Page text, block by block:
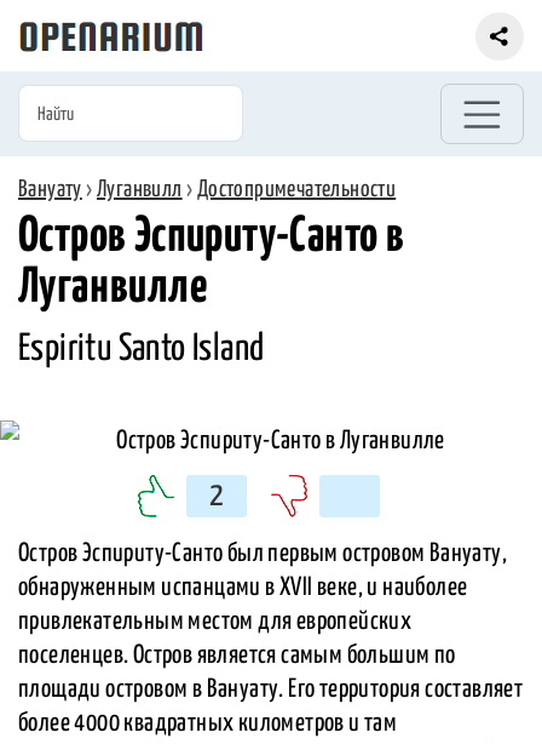
Вануату ›Луганвилл › Достопримечательности
Остров Эспириту-Санто в
Луганвилле
Espiritu Santo Island
2
Остров Эспириту-Санто был первым островом Вануату,
обнаруженным испанцами в XVII веке, и наиболее
привлекательным местом для европейских
поселенцев. Остров является самым большим по
площади островом в Вануату. Его территория составляет
более 4000 квадратных километров и там